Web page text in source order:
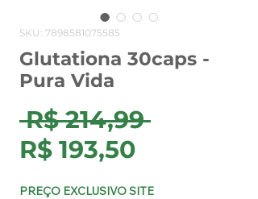
SKU: 7898581075585
Glutationa 30caps -
Pura Vida
R$ 214,99 Preço
R$ 193,50Preço
PREÇO EXCLUSIVO SITE